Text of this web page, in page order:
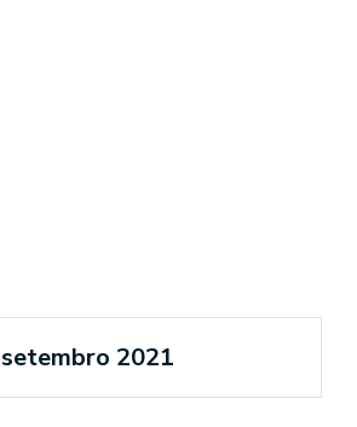
setembro 2021